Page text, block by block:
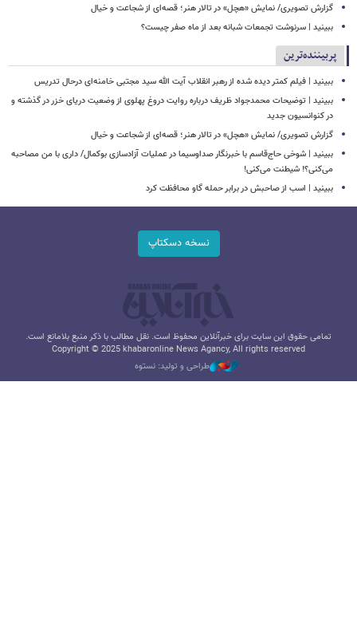
گزارش تصویری/ نمایش «هچل» در تالار هنر؛ قصه‌ای از شجاعت و خیال
ببینید | سرنوشت تجمعات شبانه بعد از ماه صفر چیست؟
پربیننده‌ترین
ببینید | فیلم کمتر دیده شده از رهبر انقلاب آیت الله سید مجتبی خامنه‌ای درحال تدریس
ببینید | توضیحات محمدجواد ظریف درباره روایت دروغ پهلوی از وضعیت دریای خزر در گذشته و
در کنوانسیون جدید
گزارش تصویری/ نمایش «هچل» در تالار هنر؛ قصه‌ای از شجاعت و خیال
ببینید | شوخی حاج‌قاسم با خبرنگار صداوسیما در عملیات آزادسازی بوکمال/ داری با من مصاحبه‌
می‌کنی؟! شیطنت می‌کنی!
ببینید | اسب از صاحبش در برابر حمله گاو محافظت کرد
نسخه دسکتاپ
تمامی حقوق این سایت برای خبرآنلاین محفوظ است. نقل مطالب با ذکر منبع بلامانع است.
Copyright © 2025 khabaronline News Agancy, All rights reserved
طراحی و تولید: نستوه